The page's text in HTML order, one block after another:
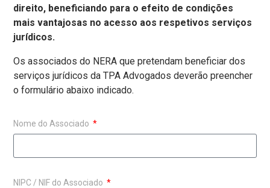
direito, beneficiando para o efeito de condições
mais vantajosas no acesso aos respetivos serviços
jurídicos.
Os associados do NERA que pretendam beneficiar dos
serviços jurídicos da TPA Advogados deverão preencher
o formulário abaixo indicado.
Nome do Associado
NIPC / NIF do Associado